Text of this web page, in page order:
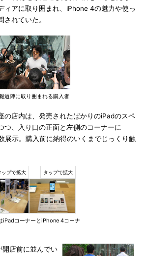
ィアに取り囲まれ、iPhone 4の魅力や使っ
れていた。
道陣に取り囲まれる購入者
店内は、発売されたばかりのiPadのスペ
つ、入り口の正面と左側のコーナーに
展示。購入前に納得のいくまでじっくり触
iPadコーナーとiPhone 4コーナ
店前に並んでい